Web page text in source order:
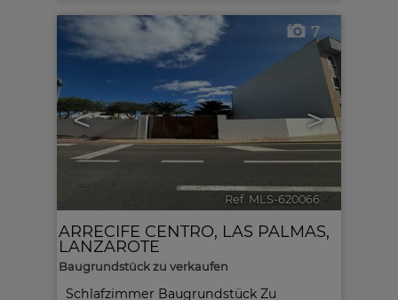
< >
7
Ref. MLS-620066
Schlafzimmer Baugrundstück Zu
ARRECIFE CENTRO, LAS PALMAS,
LANZAROTE
Baugrundstück zu verkaufen